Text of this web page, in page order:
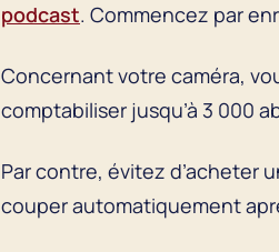
podcast. Commencez par
Concernant votre caméra,
comptabiliser jusqu’à 3 000
Par contre, évitez d’acheter
couper automatiquement